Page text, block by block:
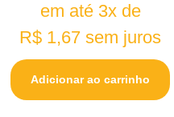
em até 3x de
R$ 1,67 sem juros
Adicionar ao carrinho